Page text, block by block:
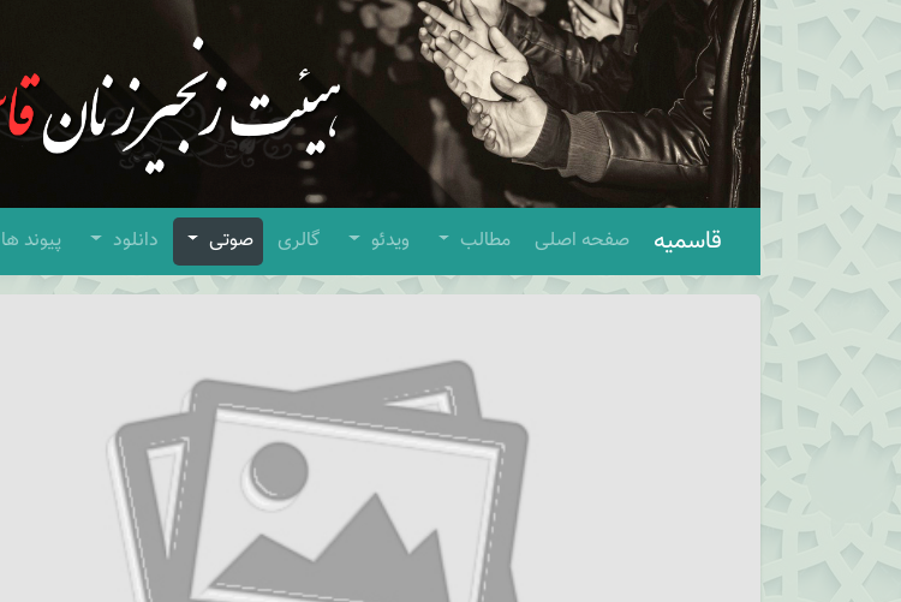
قاسمیه صفحه اصلی مطالب ویدئو گالری صوتی دانلود پیوند ها